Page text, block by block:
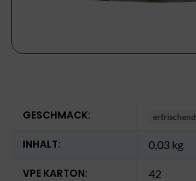
GESCHMACK: erfrischend
INHALT: 0,03 kg
VPE KARTON: 42